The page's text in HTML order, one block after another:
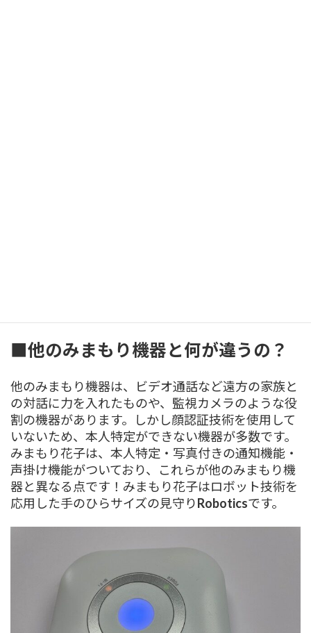
■他のみまもり機器と何が違うの？
他のみまもり機器は、ビデオ通話など遠方の家族と
の対話に力を入れたものや、監視カメラのような役
割の機器があります。しかし顔認証技術を使用して
いないため、本人特定ができない機器が多数です。
みまもり花子は、本人特定・写真付きの通知機能・
声掛け機能がついており、これらが他のみまもり機
器と異なる点です！みまもり花子はロボット技術を
応用した手のひらサイズの見守りRoboticsです。